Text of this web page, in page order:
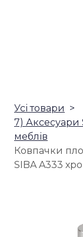
Усі товари
7) Аксесуари
меблів
Ковпачки
SIBA A333